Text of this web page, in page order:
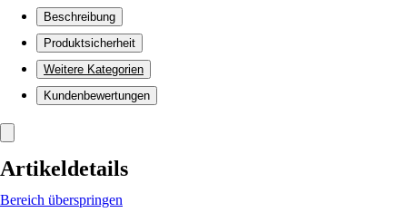
Beschreibung
Produktsicherheit
Weitere Kategorien
Kundenbewertungen
Artikeldetails
Bereich überspringen